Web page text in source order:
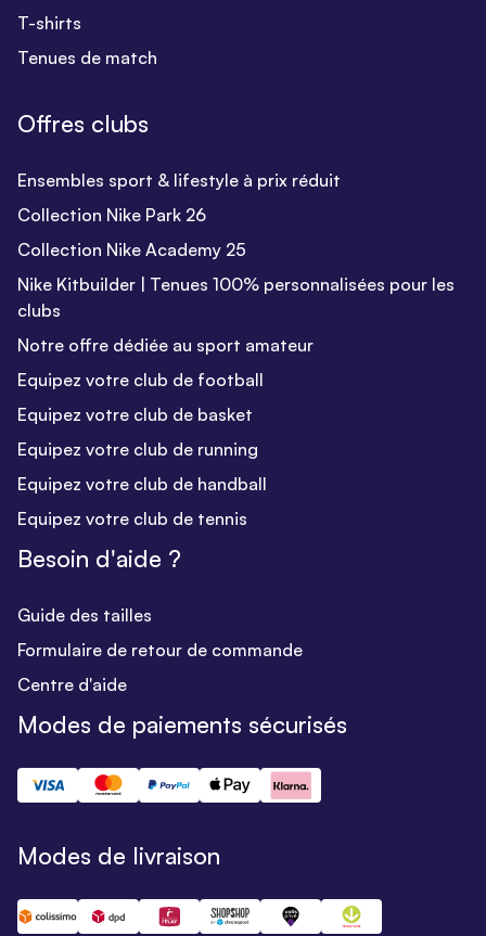
T-shirts
Tenues de match
Offres clubs
Ensembles sport & lifestyle à prix réduit
Collection Nike Park 26
Collection Nike Academy 25
Nike Kitbuilder | Tenues 100% personnalisées pour les
clubs
Notre offre dédiée au sport amateur
Equipez votre club de football
Equipez votre club de basket
Equipez votre club de running
Equipez votre club de handball
Equipez votre club de tennis
Besoin d'aide ?
Guide des tailles
Formulaire de retour de commande
Centre d'aide
Modes de paiements sécurisés
Modes de livraison